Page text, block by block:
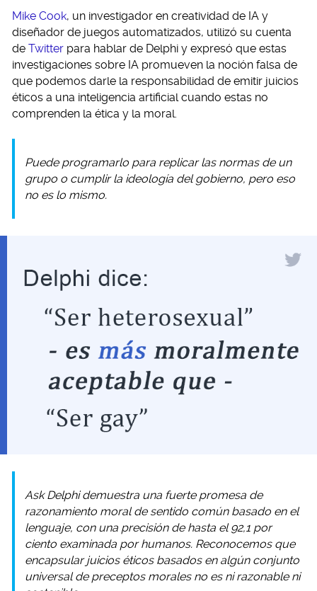
Mike Cook, un investigador en creatividad de IA y
diseñador de juegos automatizados, utilizó su cuenta
de Twitter para hablar de Delphi y expresó que estas
investigaciones sobre IA promueven la noción falsa de
que podemos darle la responsabilidad de emitir juicios
éticos a una inteligencia artificial cuando estas no
comprenden la ética y la moral.
Puede programarlo para replicar las normas de un
grupo o cumplir la ideología del gobierno, pero eso
no es lo mismo.
Ask Delphi demuestra una fuerte promesa de
razonamiento moral de sentido común basado en el
lenguaje, con una precisión de hasta el 92,1 por
ciento examinada por humanos. Reconocemos que
encapsular juicios éticos basados ​​en algún conjunto
universal de preceptos morales no es ni razonable ni